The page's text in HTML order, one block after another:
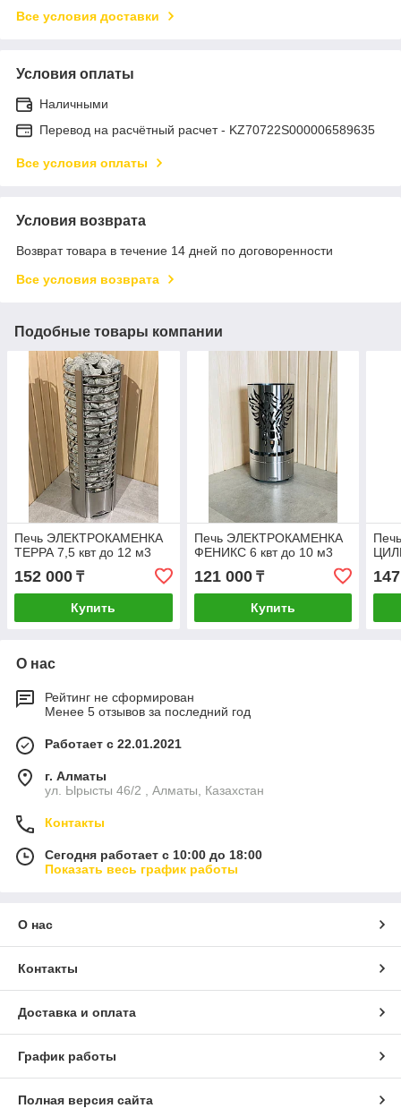
Все условия доставки
Условия оплаты
Наличными
Перевод на расчётный расчет - KZ70722S000006589635
Все условия оплаты
Условия возврата
Возврат товара в течение 14 дней по договоренности
Все условия возврата
Подобные товары компании
Печь ЭЛЕКТРОКАМЕНКА
ТЕРРА 7,5 квт до 12 м3
152 000 ₸
Купить
Печь ЭЛЕКТРОКАМЕНКА
ФЕНИКС 6 квт до 10 м3
121 000₸
Купить
О нас
Рейтинг не сформирован
Менее 5 отзывов за последний год
Работает с 22.01.2021
г. Алматы
ул. Ырысты 46/2 , Алматы, Казахстан
Контакты
Сегодня работает с 10:00 до 18:00
Показать весь график работы
О нас
Контакты
Доставка и оплата
График работы
Полная версия сайта